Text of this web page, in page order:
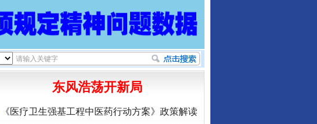
东风浩荡开新局
《医疗卫生强基工程中医药行动方案》政策解读